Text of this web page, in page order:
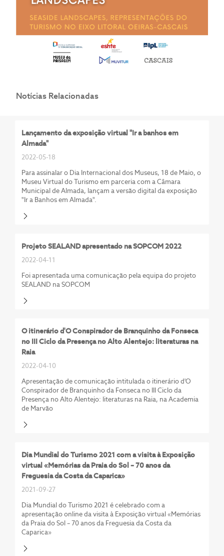
Notícias Relacionadas
Lançamento da exposição virtual "Ir a banhos em
Almada"
2022-05-18
Para assinalar o Dia Internacional dos Museus, 18 de Maio, o
Museu Virtual do Turismo em parceria com a Câmara
Municipal de Almada, lançam a versão digital da exposição
"Ir a Banhos em Almada".
Projeto SEALAND apresentado na SOPCOM 2022
2022-04-11
Foi apresentada uma comunicação pela equipa do projeto
SEALAND na SOPCOM
O itinerário d'O Conspirador de Branquinho da Fonseca
no III Ciclo da Presença no Alto Alentejo: literaturas na
Raia
2022-04-10
Apresentação de comunicação intitulada o itinerário d'O
Conspirador de Branquinho da Fonseca no III Ciclo da
Presença no Alto Alentejo: literaturas na Raia, na Academia
de Marvão
Dia Mundial do Turismo 2021 com a visita à Exposição
virtual «Memórias da Praia do Sol – 70 anos da
Freguesia da Costa da Caparica»
2021-09-27
Dia Mundial do Turismo 2021 é celebrado com a
apresentação online da visita à Exposição virtual «Memórias
da Praia do Sol – 70 anos da Freguesia da Costa da
Caparica»